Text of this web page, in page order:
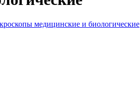
медицинские и биологические